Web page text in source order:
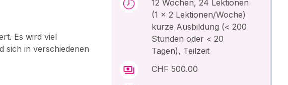
Es wird viel
sich in verschiedenen
12 Wochen, 24 Lektionen
(1 x 2 Lektionen/Woche)
kurze Ausbildung (< 200
Stunden oder < 20
Tagen), Teilzeit
CHF 500.00